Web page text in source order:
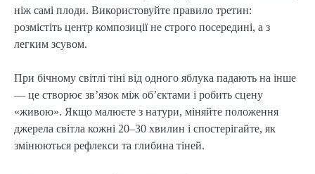
ніж самі плоди. Використовуйте правило третин:
розмістіть центр композиції не строго посередині, а з
легким зсувом.
При бічному світлі тіні від одного яблука падають на інше
— це створює зв’язок між об’єктами і робить сцену
«живою». Якщо малюєте з натури, міняйте положення
джерела світла кожні 20–30 хвилин і спостерігайте, як
змінюються рефлекси та глибина тіней.